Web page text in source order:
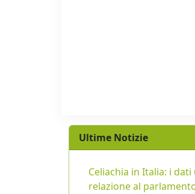
Ultime Notizie
Celiachia in Italia: i
relazione al